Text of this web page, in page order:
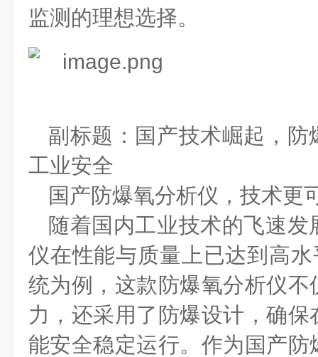
监测的理想选择。
副标题：国产技术崛起，防
工业安全
国产防爆氧分析仪，技术更
随着国内工业技术的飞速
仪在性能与质量上已达到高
统为例，这款防爆氧分析仪
力，还采用了防爆设计，确
能安全稳定运行。作为国产